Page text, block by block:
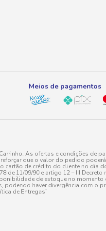
Meios de pagamentos
As ofertas e condições de
que o valor do pedido
cartão de crédito do cliente no dia
11/09/90 e artigo 12 – III Decreto
de estoque no momento
haver divergência com o
de Entregas”